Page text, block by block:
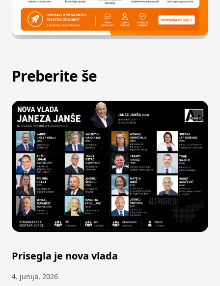
Preberite še
Prisegla je nova vlada
4. junija, 2026